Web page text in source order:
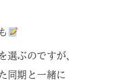
選ぶのですが、
同期と一緒に